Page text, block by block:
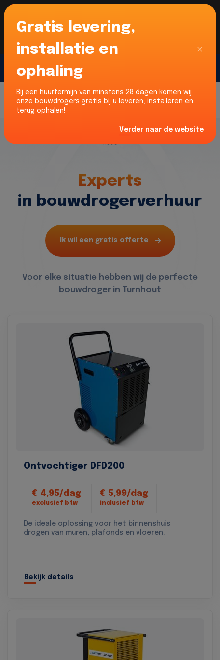
Voor onze Nederlandse klanten... Wij zijn maar
liefst 52% goedkoper dan verhuurders uit NL -
limburg en Noord-Brabant!
Home
Experts
in bouwdrogerverhuur
Ik wil een gratis offerte
Voor elke situatie hebben wij de perfecte
bouwdroger in Turnhout
Ontvochtiger DFD200
€ 4,95/dag
exclusief btw
€ 5,99/dag
inclusief btw
De ideale oplossing voor het binnenshuis
drogen van muren, plafonds en vloeren.
Bekijk details
Gratis levering,
installatie en
ophaling
Bij een huurtermijn van minstens 28 dagen komen wij
onze bouwdrogers gratis bij u leveren, installeren en
terug ophalen!
Verder naar de website